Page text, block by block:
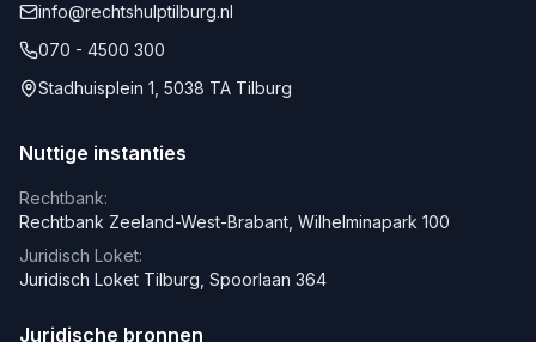
info@rechtshulptilburg.nl
070 - 4500 300
Stadhuisplein 1, 5038 TA Tilburg
Nuttige instanties
Rechtbank:
Rechtbank Zeeland-West-Brabant, Wilhelminapark 100
Juridisch Loket:
Juridisch Loket Tilburg, Spoorlaan 364
Juridische bronnen